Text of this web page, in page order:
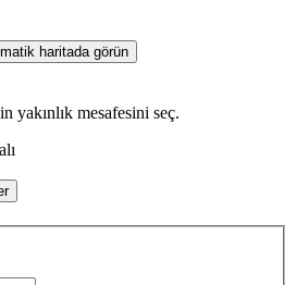
haritada görün
yakınlık mesafesini seç.